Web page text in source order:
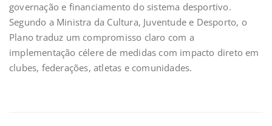
governação e financiamento do sistema desportivo.
Segundo a Ministra da Cultura, Juventude e Desporto, o
Plano traduz um compromisso claro com a
implementação célere de medidas com impacto direto em
clubes, federações, atletas e comunidades.